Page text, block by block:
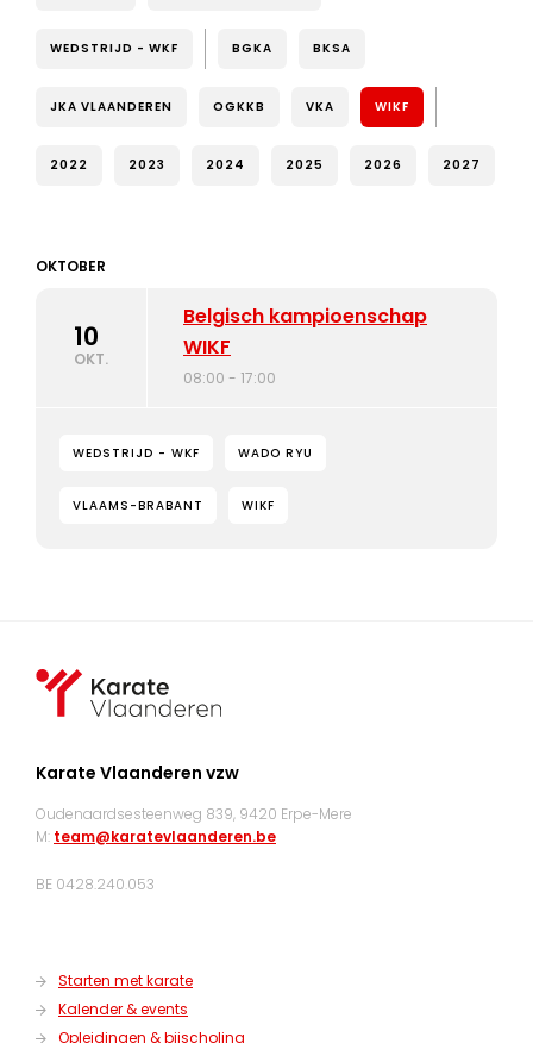
WEDSTRIJD - WKF BGKA BKSA
JKA VLAANDEREN OGKKB VKA WIKF
2022 2023 2024 2025 2026 2027
OKTOBER
10
OKT.
Belgisch kampioenschap
WIKF
08:00 - 17:00
WEDSTRIJD - WKF WADO RYU
VLAAMS-BRABANT WIKF
Karate Vlaanderen vzw
Oudenaardsesteenweg 839, 9420 Erpe-Mere
M: team@karatevlaanderen.be
BE 0428.240.053
Starten met karate
Kalender & events
Opleidingen & bijscholing